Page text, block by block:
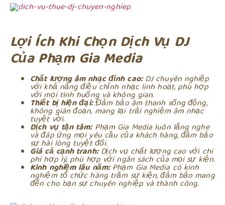
Lợi Ích Khi Chọn Dịch Vụ DJ
Của Phạm Gia Media
Chất lượng âm nhạc đỉnh cao:DJ chuyên nghiệp
với khả năng điều chỉnh nhạc linh hoạt, phù hợp
với mọi tình huống và không gian.
Thiết bị hiện đại:Đảm bảo âm thanh sống động,
không gián đoạn, mang lại trải nghiệm âm nhạc
tuyệt vời.
Dịch vụ tận tâm:Phạm Gia Media luôn lắng nghe
và đáp ứng mọi yêu cầu của khách hàng, đảm bảo
sự hài lòng tuyệt đối.
Giá cả cạnh tranh:Dịch vụ chất lượng cao với chi
phí hợp lý, phù hợp với ngân sách của mọi sự kiện.
Kinh nghiệm lâu năm:Phạm Gia Media có kinh
nghiệm tổ chức hàng trăm sự kiện, đảm bảo mang
đến cho bạn sự chuyên nghiệp và thành công.